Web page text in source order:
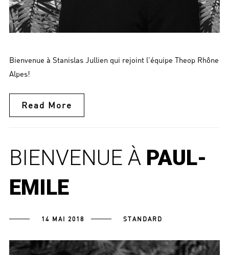
Bienvenue à Stanislas Jullien qui rejoint l’équipe Theop Rhône
Alpes!
Read More
BIENVENUE À PAUL-
EMILE
14 MAI 2018 STANDARD